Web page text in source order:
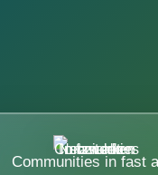
Communities in fast